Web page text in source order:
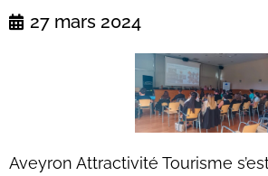
27 mars 2024
Aveyron Attractivité Tourisme